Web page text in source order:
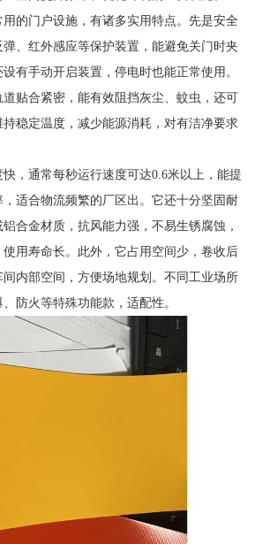
的门户设施，有诸多实用特点。先是安全
、红外感应等保护装置，能避免关门时夹
有手动开启装置，停电时也能正常使用。
贴合紧密，能有效阻挡灰尘、蚊虫，还可
稳定温度，减少能源消耗，对有洁净要求
，通常每秒运行速度可达0.6米以上，能提
适合物流频繁的厂区出。它还十分坚固耐
合金材质，抗风能力强，不易生锈腐蚀，
用寿命长。此外，它占用空间少，卷收后
内部空间，方便场地规划。不同工业场所
防火等特殊功能款，适配性。